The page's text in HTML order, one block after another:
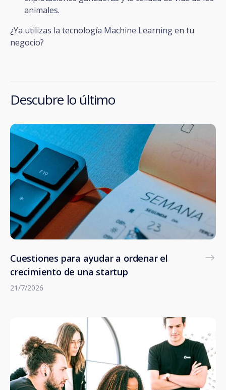
animales.
¿Ya utilizas la tecnología Machine Learning en tu
negocio?
Descubre lo último
Cuestiones para ayudar a ordenar el
crecimiento de una startup
21/7/2026